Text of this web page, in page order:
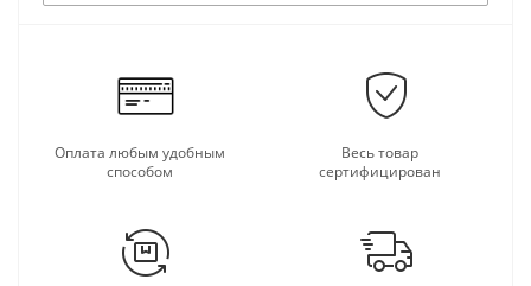
Оплата любым удобным
способом
Весь товар
сертифицирован